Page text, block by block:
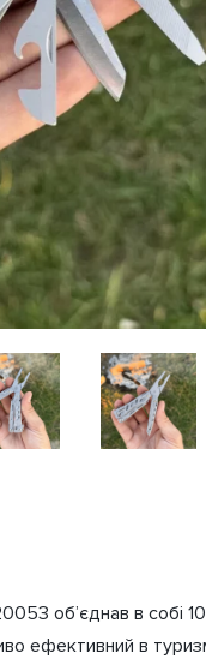
об’єднав в собі
ефективний в